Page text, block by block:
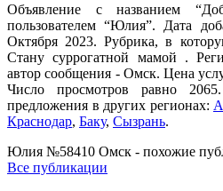
Объявление с названием
пользователем “Юлия”. Дата
Октября 2023. Рубрика, в
Cтану суррогатной мамой .
автор сообщения - Омск. Цена
Число просмотров равно
предложения в других регионах:
Краснодар, Баку, Сызрань.
Юлия №58410 Омск - похожие
Все публикации